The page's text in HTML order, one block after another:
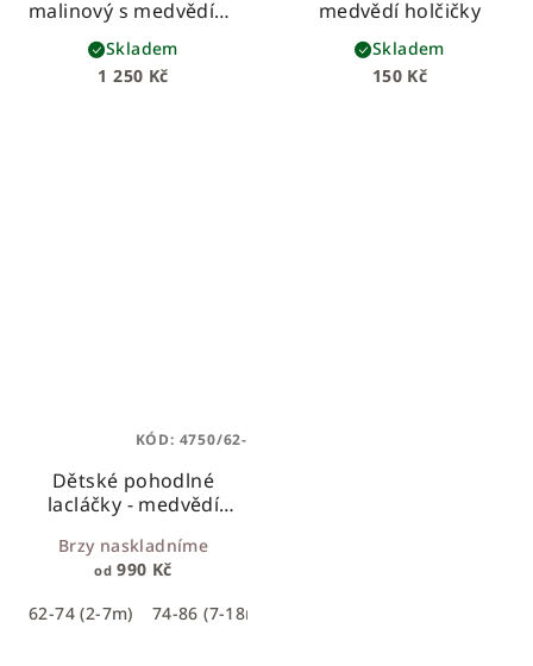
malinový s medvědími
holčičkami
tenký, s výplní z
molitanu
1 250 Kč
Skladem
medvědí holčičky
150 Kč
Skladem
Dětské pohodlné
lacláčky - medvědí
rostoucí lacláčky s
náplety
od 990 Kč
62-74 (2-7m)
74-86 (7-18m)
Brzy naskladníme
KÓD: 4750/62-